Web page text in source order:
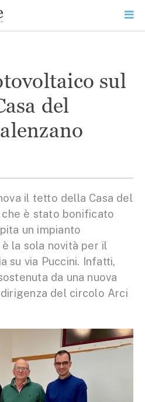
sul
del
il tetto della Casa del
che è stato bonificato
un impianto
la sola novità per il
su via Puccini. Infatti,
da una nuova
del circolo Arci